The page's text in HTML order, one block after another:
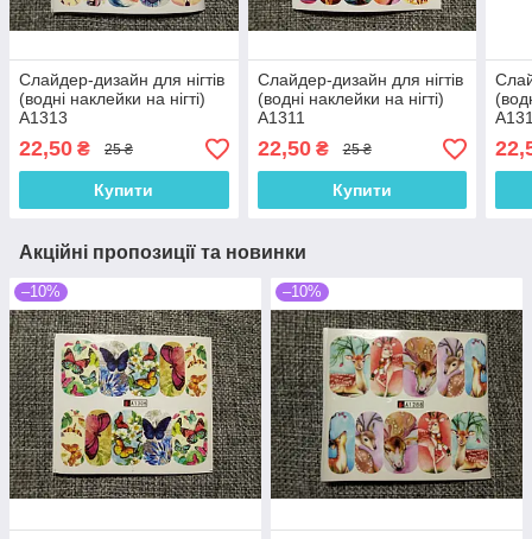
Слайдер-дизайн для нігтів
(водні наклейки на нігті)
A1313
22,50 ₴ 25 ₴
Купити
Слайдер-дизайн для нігтів
(водні наклейки на нігті)
A1311
22,50₴ 25 ₴
Купити
Акційні пропозиції та новинки
–10% –10%